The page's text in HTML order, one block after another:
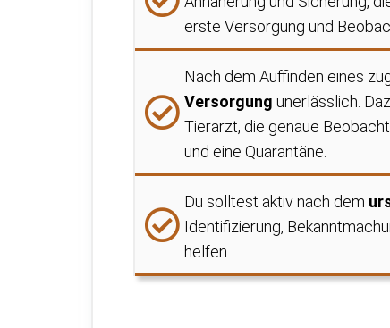
erste Versorgung und
Nach dem Auffinden eines
Versorgung unerlässlich.
Tierarzt, die genaue
und eine Quarantäne.
Du solltest aktiv nach dem
Identifizierung,
helfen.